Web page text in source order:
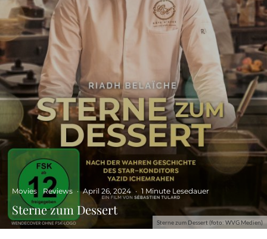
Sterne zum Dessert (foto: WVG Medien)
Movies Reviews · April 26, 2024 · 1 Minute Lesedauer
Sterne zum Dessert